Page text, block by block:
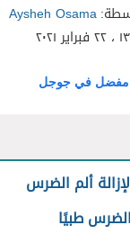
Aysheh Osama
٢٠٢١
في جوجل
ألم الضرس
طبيًا